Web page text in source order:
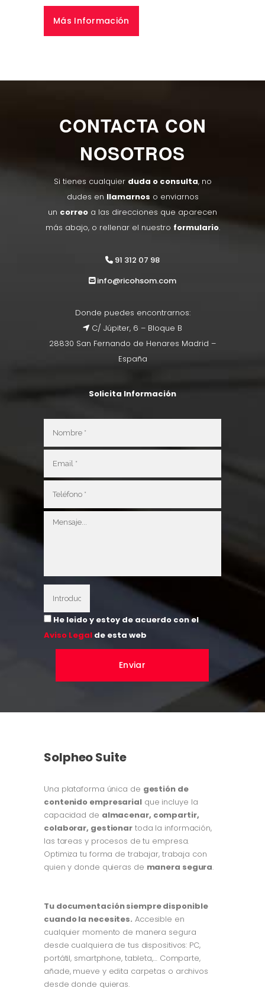
Más Información
CONTACTA CON
NOSOTROS
Si tienes cualquier duda o consulta, no
dudes en llamarnos o enviarnos
un correo a las direcciones que aparecen
más abajo, o rellenar el nuestro formulario.
91 312 07 98
info@ricohsom.com
Donde puedes encontrarnos:
C/ Júpiter, 6 – Bloque B
28830 San Fernando de Henares Madrid –
España
Solicita Información
He leido y estoy de acuerdo con el
Aviso Legal de esta web
Solpheo Suite
Una plataforma única de gestión de
contenido empresarialque incluye la
capacidad de almacenar, compartir,
colaborar, gestionar toda la información,
las tareas y procesos de tu empresa.
Optimiza tu forma de trabajar, trabaja con
quien y donde quieras de manera segura.
Tu documentación siempre disponible
cuando la necesites. Accesible en
cualquier momento de manera segura
desde cualquiera de tus dispositivos: PC,
portátil, smartphone, tableta,… Comparte,
añade, mueve y edita carpetas o archivos
desde donde quieras.